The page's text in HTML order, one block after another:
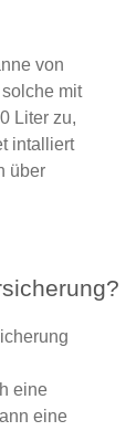
von
mit
Liter zu,
intalliert
über
eine
eine